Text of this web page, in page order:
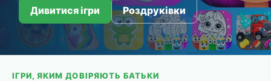
Дивитися ігри Роздруківки
ІГРИ, ЯКИМ ДОВІРЯЮТЬ БАТЬКИ